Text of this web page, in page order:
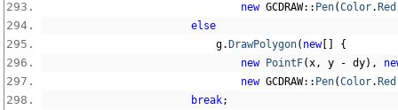
new GCDRAW:: Pen(Color. Red
else
                            g
. DrawPolygon( new[]
{
new
PointF(x, y - dy),
new GCDRAW:: Pen(Color. Red
break;